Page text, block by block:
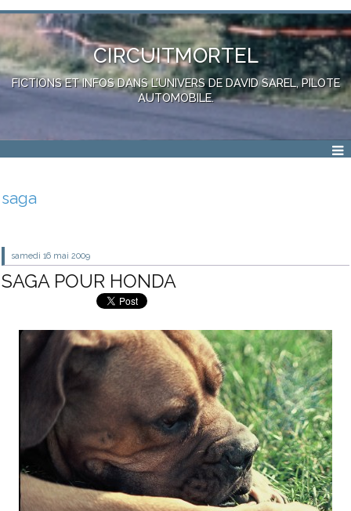
CIRCUITMORTEL
FICTIONS ET INFOS DANS L'UNIVERS DE DAVID SAREL, PILOTE
AUTOMOBILE.
saga
samedi 16 mai 2009
SAGA POUR HONDA